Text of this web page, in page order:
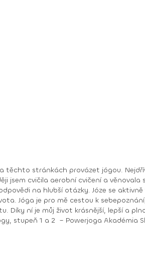
aerobní cvičení a věnovala se zdravé výživě,
Největší odměnou je pro mě učit lidi a vidět, jak
nahlédnout
lepší a plnohodnotnější. Víc informací o mně a józe